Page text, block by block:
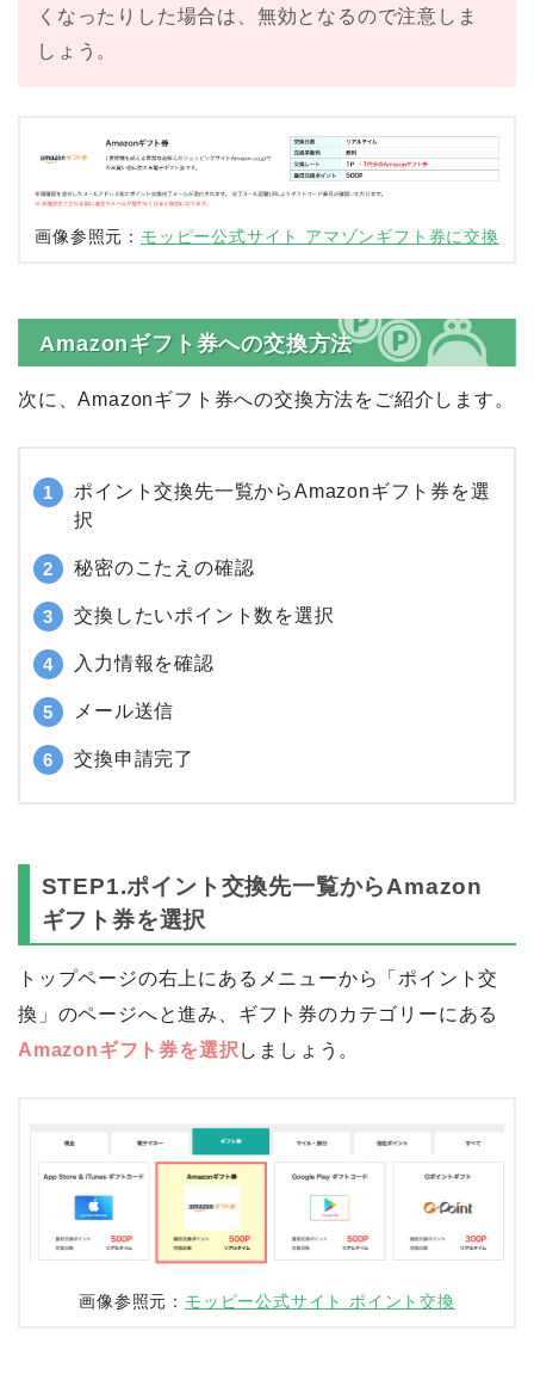
くなったりした場合は、無効となるので注意しま
しょう。
画像参照元： モッピー公式サイト アマゾンギフト券に交換
Amazonギフト券への交換方法
次に、Amazonギフト券への交換方法をご紹介します。
ポイント交換先一覧からAmazonギフト券を選
択
秘密のこたえの確認
交換したいポイント数を選択
入力情報を確認
メール送信
交換申請完了
STEP1.ポイント交換先一覧からAmazon
ギフト券を選択
トップページの右上にあるメニューから「ポイント交
換」のページへと進み、ギフト券のカテゴリーにある
Amazonギフト券を選択 しましょう。
画像参照元： モッピー公式サイト ポイント交換